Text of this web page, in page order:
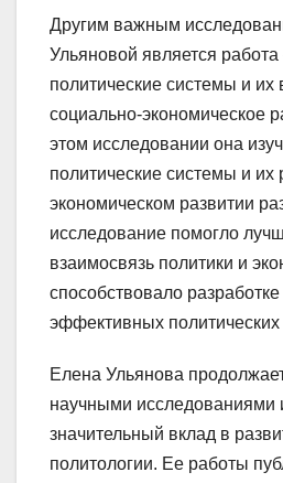
Другим важным
Ульяновой является
политические системы и их
социально-экономическое
этом исследовании она
политические системы и их
экономическом развитии
исследование помогло
взаимосвязь политики и
способствовало
эффективных политических
Елена Ульянова
научными исследованиями
значительный вклад в
политологии. Ее работы